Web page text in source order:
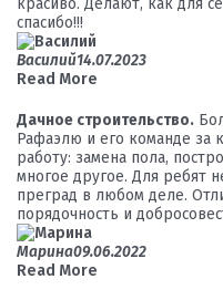
спасибо!!!
Василий14.07.2023
Read More
Дачное строительство.
Рафаэлю и его команде за
работу: замена пола,
многое другое. Для ребят
преград в любом деле.
порядочность и
Марина09.06.2022
Read More